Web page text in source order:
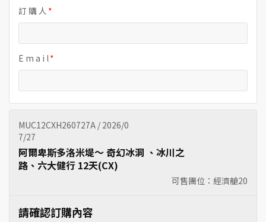
訂 購 人
E m a i l
MUC12CXH260727A / 2026/0
7/27
可售團位：經濟艙20
阿爾卑斯多洛米堤～ 奇幻冰洞 、冰川之
路、六大健行 12天(CX)
請確認訂購內容